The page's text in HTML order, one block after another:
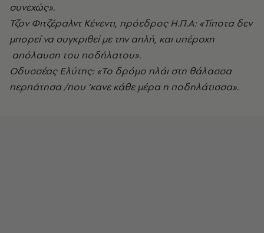
συνεχώς».
Τζον Φιτζέραλντ Κένεντι, πρόεδρος Η.Π.Α: «Τίποτα δεν
μπορεί να συγκριθεί με την απλή, και υπέροχη
απόλαυση του ποδήλατου».
Οδυσσέας Ελύτης: «Το δρόμο πλάι στη θάλασσα
περπάτησα /που ‘κανε κάθε μέρα η ποδηλάτισσα».